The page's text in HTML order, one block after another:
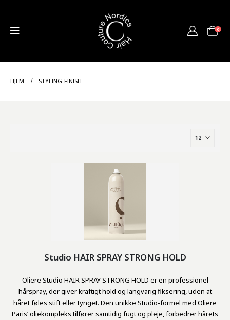
0
HJEM STYLING-FINISH
Studio HAIR SPRAY STRONG HOLD
Oliere Studio HAIR SPRAY STRONG HOLD er en professionel
hårspray, der giver kraftigt hold og langvarig fiksering, uden at
håret føles stift eller tynget. Den unikke Studio-formel med Oliere
Paris’ oliekompleks tilfører samtidig fugt og pleje, forbedrer hårets